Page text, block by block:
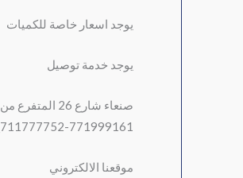
يوجد اسعار خاصة للكميات
يوجد خدمة توصيل
صنعاء شارع 26 المتفرع من شارع 45 المؤدي الى مركز الزهراوي الطبي وسوق خولان للقات
711777752-771999161_771056635
موقعنا الالكتروني